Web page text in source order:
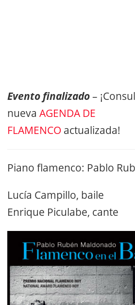
Evento finalizado–
nueva AGENDA DE
FLAMENCO actualizada!
Piano flamenco: Pablo
Lucía Campillo, baile
Enrique Piculabe, cante